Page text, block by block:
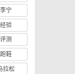
李宁
经验
评测
跑鞋
拉松